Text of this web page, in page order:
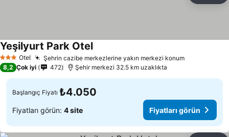
3 YıldızOtel Şehrin cazibe merkezlerine yakın merkezi konumFiyatları
Yeşilyurt Park OtelFiyatları görün
8,2 Çok iyi 472 Şehir merkezi 32.5 km uzaklıkta
Başlangıç Fiyatı ₺4.050
Fiyatları görün: 4 site Fiyatları görün